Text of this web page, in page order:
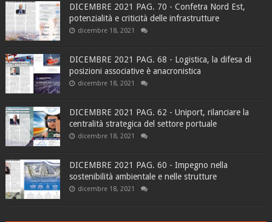
DICEMBRE 2021 PAG. 70 - Confetra Nord Est,
potenzialità e criticità delle infrastrutture
dicembre 18, 2021
DICEMBRE 2021 PAG. 68 - Logistica, la difesa di
posizioni associative è anacronistica
dicembre 18, 2021
DICEMBRE 2021 PAG. 62 - Uniport, rilanciare la
centralità strategica del settore portuale
dicembre 18, 2021
DICEMBRE 2021 PAG. 60 - Impegno nella
sostenibilità ambientale e nelle strutture
dicembre 18, 2021